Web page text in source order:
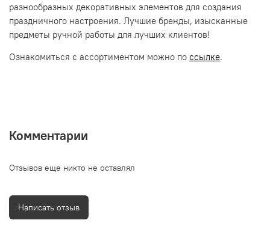
разнообразных декоративных элементов для создания
праздничного настроения. Лучшие бренды, изысканные
предметы ручной работы для лучших клиентов!
Ознакомиться с ассортиментом можно по ссылке.
Комментарии
Отзывов еще никто не оставлял
Написать отзыв